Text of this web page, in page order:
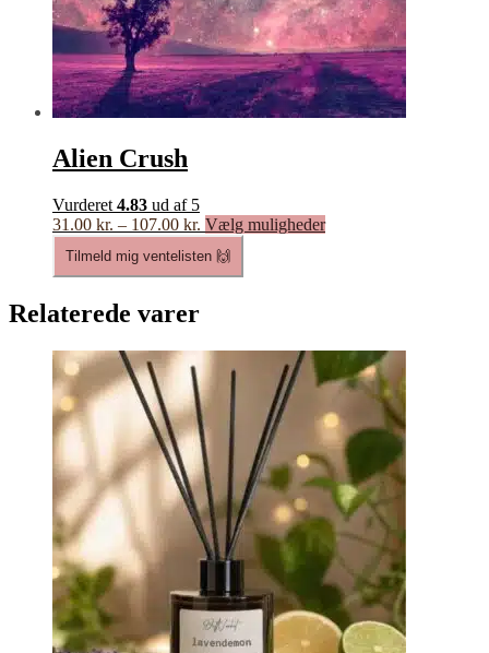
Alien Crush
Vurderet 4.83 ud af 5
31.00 kr. – 107.00 kr. Prisinterval:
31.00 kr.
til
107.00 kr.
Vælg mulighederDette
vælges
på
varesiden
Tilmeld mig ventelisten 🙌
Relaterede varer